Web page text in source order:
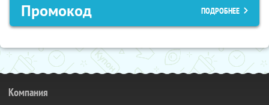
Промокод ПОДРОБНЕЕ
Компания